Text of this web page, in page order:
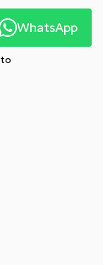
WhatsApp